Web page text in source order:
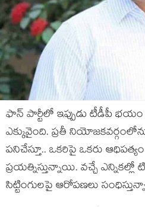
ఫాన్ పార్టీలో ఇప్పుడు టీడీపీ భయం
ఎక్కువైంది. ప్రతీ
పనిచేస్తూ.. ఒకరిపై ఒకరు
ప్రయత్నిస్తున్నాయి. వచ్చే
సిట్టింగులపై ఆరోపణలు